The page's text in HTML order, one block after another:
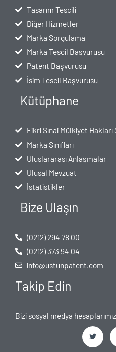
Tasarım Tescili
Diğer Hizmetler
Marka Sorgulama
Marka Tescil Başvurusu
Patent Başvurusu
İsim Tescil Başvurusu
Kütüphane
Fikri Sınai Mülkiyet Hakları
Marka Sınıfları
Uluslararası Anlaşmalar
Ulusal Mevzuat
İstatistikler
Bize Ulaşın
(0212) 294 78 00
(0212) 373 94 04
info@ustunpatent.com
Takip Edin
Bizi sosyal medya
T